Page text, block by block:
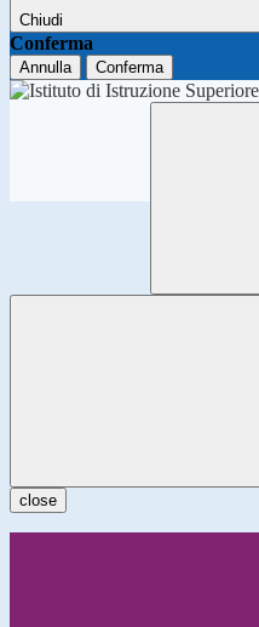
Chiudi
Conferma
Annulla Conferma
close